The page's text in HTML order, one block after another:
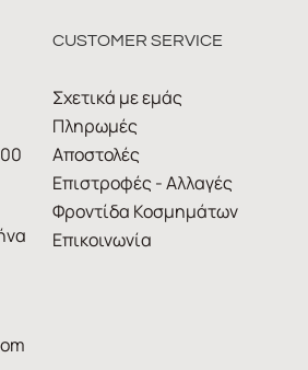
CUSTOMER SERVICE
Σχετικά με εμάς
Πληρωμές
Αποστολές
Επιστροφές - Αλλαγές
Φροντίδα Κοσμημάτων
Επικοινωνία